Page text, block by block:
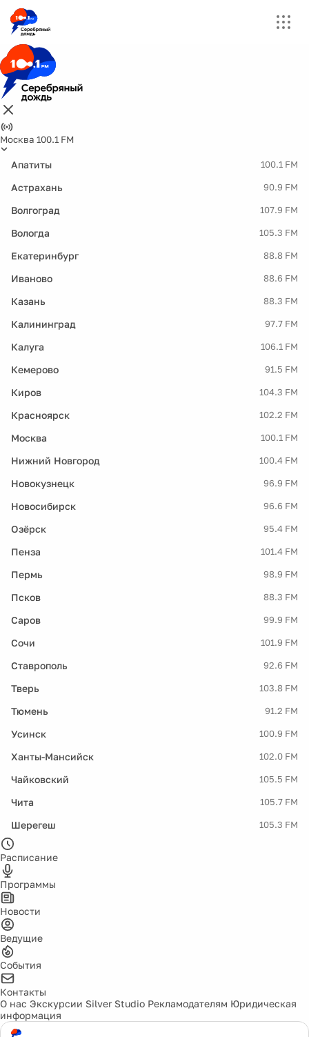
Москва 100.1 FM
Апатиты 100.1 FM
Астрахань 90.9 FM
Волгоград 107.9 FM
Вологда 105.3 FM
Екатеринбург 88.8 FM
Иваново 88.6 FM
Казань 88.3 FM
Калининград 97.7 FM
Калуга 106.1 FM
Кемерово 91.5 FM
Киров 104.3 FM
Красноярск 102.2 FM
Москва 100.1 FM
Нижний Новгород 100.4 FM
Новокузнецк 96.9 FM
Новосибирск 96.6 FM
Озёрск 95.4 FM
Пенза 101.4 FM
Пермь 98.9 FM
Псков 88.3 FM
Саров 99.9 FM
Сочи 101.9 FM
Ставрополь 92.6 FM
Тверь 103.8 FM
Тюмень 91.2 FM
Усинск 100.9 FM
Ханты-Мансийск 102.0 FM
Чайковский 105.5 FM
Чита 105.7 FM
Шерегеш 105.3 FM
Расписание
Программы
Новости
Ведущие
События
Контакты
О нас Экскурсии Silver Studio Рекламодателям Юридическая
информация